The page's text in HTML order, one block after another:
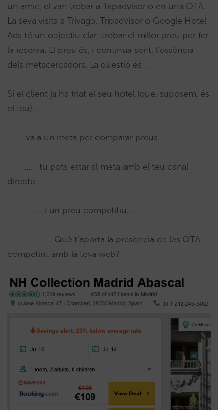
un amic, el van trobar a Tripadvisor o en una OTA.
La seva visita a Trivago, Tripadvisor o Google Hotel
Ads té un objectiu clar: trobar el millor preu per fer
la reserva. El preu és, i continua sent, l’essència
dels metacercadors. La qüestió és …
Si el client ja ha triat el seu hotel (que, suposem, és
el teu)…
… va a un meta per comparar preus…
…. i tu pots estar al meta amb el teu canal
directe…
…. i un preu competitiu…
…. Què t’aporta la presència de les OTA
competint amb la teva web?